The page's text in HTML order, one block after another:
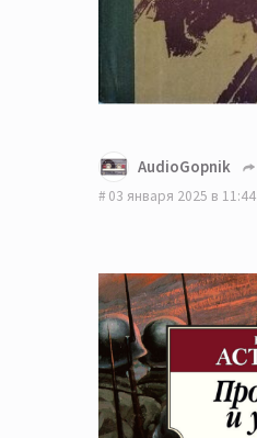
AudioGopnik
03 января 2025 в 11:44